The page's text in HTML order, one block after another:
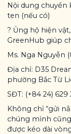
Nội dung chuyển
ten (nếu có)
? Ủng hộ hiện
GreenHub giúp
Ms. Nga Nguyễn
Địa chỉ: D35
phường Bắc Từ
SĐT: (+84 24) 629
Không chỉ “gửi
chúng mình
được kéo dài